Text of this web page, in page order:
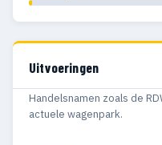
Uitvoeringen
Handelsnamen zoals de
actuele wagenpark.